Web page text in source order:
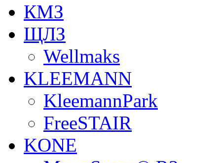
КМЗ
ЩЛЗ
Wellmaks
KLEEMANN
KleemannPark
FreeSTAIR
KONE